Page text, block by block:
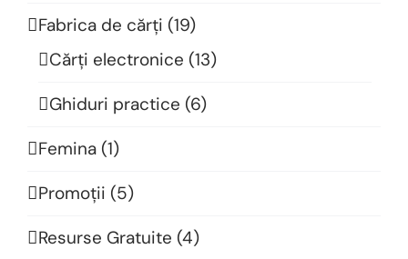
Fabrica de cărți (19)
Cărți electronice (13)
Ghiduri practice (6)
Femina (1)
Promoții (5)
Resurse Gratuite (4)